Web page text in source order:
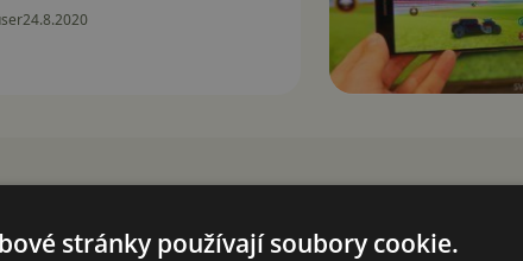
24.8.2020
stránky používají soubory cookie.